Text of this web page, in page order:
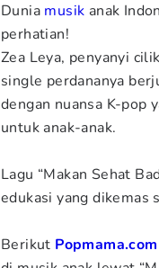
Dunia musik anak
perhatian!
Zea Leya, penyanyi
single perdananya
dengan nuansa K-pop
untuk anak-anak.
Lagu “Makan Sehat
edukasi yang dikemas
Berikut Popmama.com